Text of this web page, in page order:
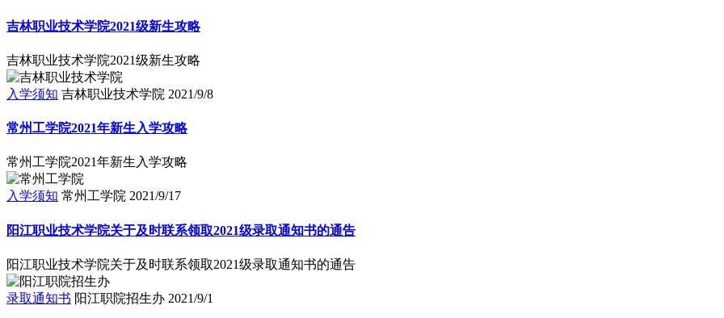
吉林职业技术学院2021级新生攻略
吉林职业技术学院2021级新生攻略
入学须知 吉林职业技术学院 2021/9/8
常州工学院2021年新生入学攻略
常州工学院2021年新生入学攻略
入学须知 常州工学院 2021/9/17
阳江职业技术学院关于及时联系领取2021级录取通知书的通告
阳江职业技术学院关于及时联系领取2021级录取通知书的通告
录取通知书 阳江职院招生办 2021/9/1